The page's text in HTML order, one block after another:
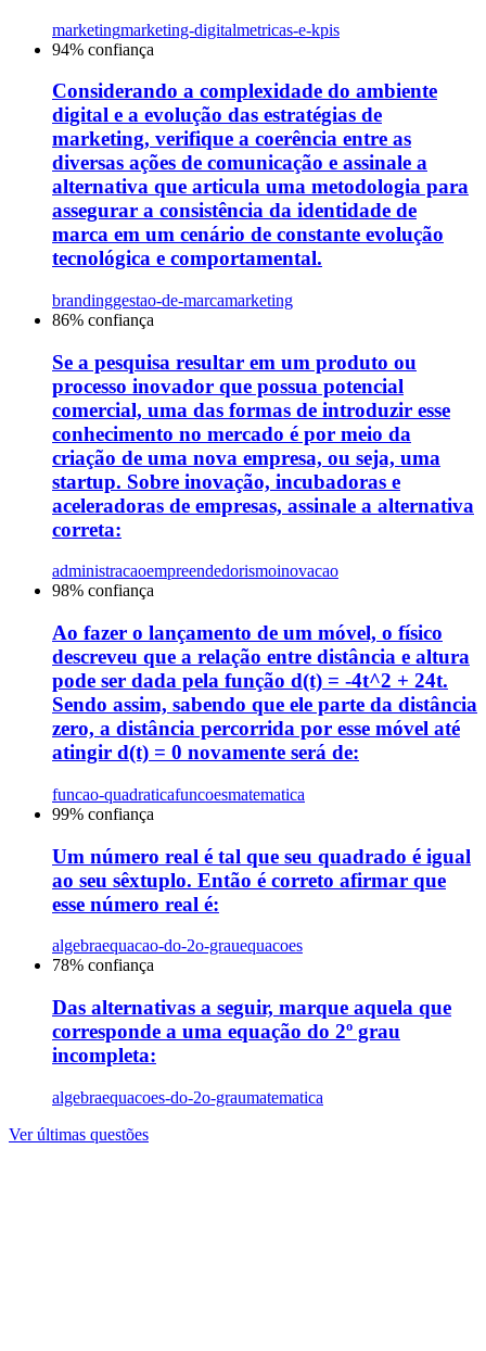
marketingmarketing-digitalmetricas-e-kpis
94% confiança
Considerando a complexidade do ambiente
digital e a evolução das estratégias de
marketing, verifique a coerência entre as
diversas ações de comunicação e assinale a
alternativa que articula uma metodologia para
assegurar a consistência da identidade de
marca em um cenário de constante evolução
tecnológica e comportamental.
brandinggestao-de-marcamarketing
86% confiança
Se a pesquisa resultar em um produto ou
processo inovador que possua potencial
comercial, uma das formas de introduzir esse
conhecimento no mercado é por meio da
criação de uma nova empresa, ou seja, uma
startup. Sobre inovação, incubadoras e
aceleradoras de empresas, assinale a alternativa
correta:
administracaoempreendedorismoinovacao
98% confiança
Ao fazer o lançamento de um móvel, o físico
descreveu que a relação entre distância e altura
pode ser dada pela função d(t) = -4t^2 + 24t.
Sendo assim, sabendo que ele parte da distância
zero, a distância percorrida por esse móvel até
atingir d(t) = 0 novamente será de:
funcao-quadraticafuncoesmatematica
99% confiança
Um número real é tal que seu quadrado é igual
ao seu sêxtuplo. Então é correto afirmar que
esse número real é:
algebraequacao-do-2o-grauequacoes
78% confiança
Das alternativas a seguir, marque aquela que
corresponde a uma equação do 2º grau
incompleta:
algebraequacoes-do-2o-graumatematica
Ver últimas questões